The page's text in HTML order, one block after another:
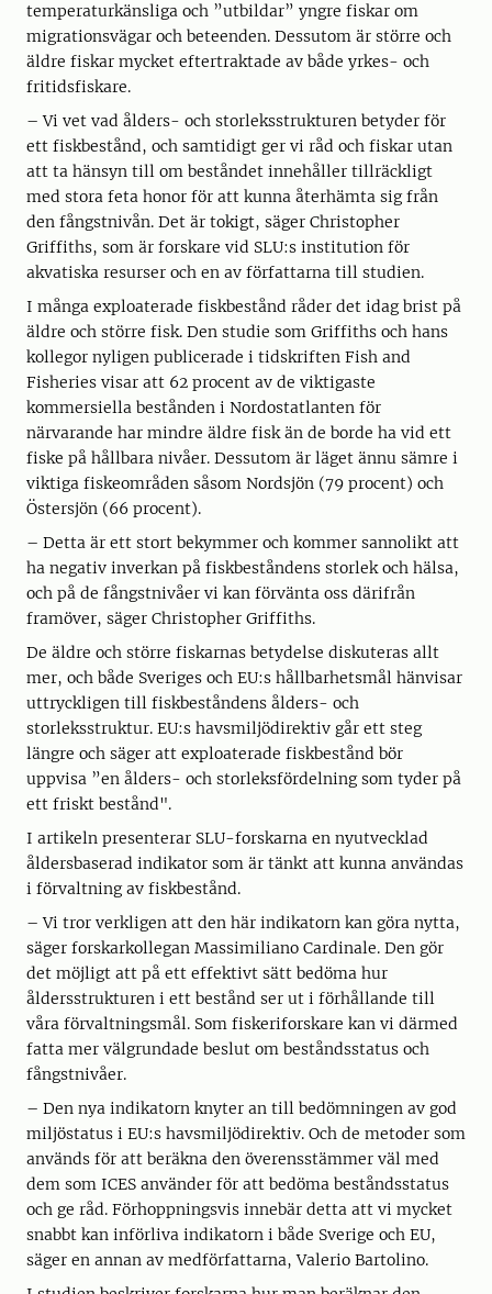
temperaturkänsliga och ”utbildar” yngre fiskar om
migrationsvägar och beteenden. Dessutom är större och
äldre fiskar mycket eftertraktade av både yrkes- och
fritidsfiskare.
– Vi vet vad ålders- och storleksstrukturen betyder för
ett fiskbestånd, och samtidigt ger vi råd och fiskar utan
att ta hänsyn till om beståndet innehåller tillräckligt
med stora feta honor för att kunna återhämta sig från
den fångstnivån. Det är tokigt, säger Christopher
Griffiths, som är forskare vid SLU:s institution för
akvatiska resurser och en av författarna till studien.
I många exploaterade fiskbestånd råder det idag brist på
äldre och större fisk. Den studie som Griffiths och hans
kollegor nyligen publicerade i tidskriften Fish and
Fisheries visar att 62 procent av de viktigaste
kommersiella bestånden i Nordostatlanten för
närvarande har mindre äldre fisk än de borde ha vid ett
fiske på hållbara nivåer. Dessutom är läget ännu sämre i
viktiga fiskeområden såsom Nordsjön (79 procent) och
Östersjön (66 procent).
– Detta är ett stort bekymmer och kommer sannolikt att
ha negativ inverkan på fiskbeståndens storlek och hälsa,
och på de fångstnivåer vi kan förvänta oss därifrån
framöver, säger Christopher Griffiths.
De äldre och större fiskarnas betydelse diskuteras allt
mer, och både Sveriges och EU:s hållbarhetsmål hänvisar
uttryckligen till fiskbeståndens ålders- och
storleksstruktur. EU:s havsmiljödirektiv går ett steg
längre och säger att exploaterade fiskbestånd bör
uppvisa ”en ålders- och storleksfördelning som tyder på
ett friskt bestånd".
I artikeln presenterar SLU-forskarna en nyutvecklad
åldersbaserad indikator som är tänkt att kunna användas
i förvaltning av fiskbestånd.
– Vi tror verkligen att den här indikatorn kan göra nytta,
säger forskarkollegan Massimiliano Cardinale. Den gör
det möjligt att på ett effektivt sätt bedöma hur
åldersstrukturen i ett bestånd ser ut i förhållande till
våra förvaltningsmål. Som fiskeriforskare kan vi därmed
fatta mer välgrundade beslut om beståndsstatus och
fångstnivåer.
– Den nya indikatorn knyter an till bedömningen av god
miljöstatus i EU:s havsmiljödirektiv. Och de metoder som
används för att beräkna den överensstämmer väl med
dem som ICES använder för att bedöma beståndsstatus
och ge råd. Förhoppningsvis innebär detta att vi mycket
snabbt kan införliva indikatorn i både Sverige och EU,
säger en annan av medförfattarna, Valerio Bartolino.